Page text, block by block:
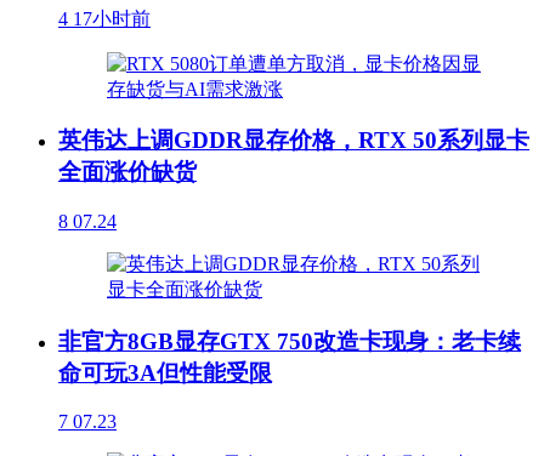
4 17小时前
英伟达上调GDDR显存价格，RTX 50系列显卡
全面涨价缺货
8 07.24
非官方8GB显存GTX 750改造卡现身：老卡续
命可玩3A但性能受限
7 07.23